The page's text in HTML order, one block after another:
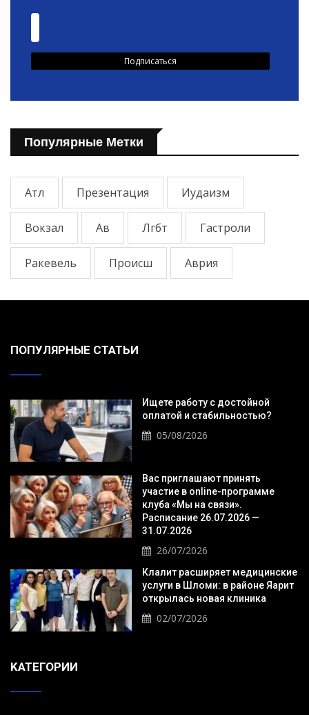
Популярные Метки
Атл Презентация Иудаизм
Вокзал Ав Лгбт Гастроли
Ракевель Происш Аврия
ПОПУЛЯРНЫЕ СТАТЬИ
Ищете работу с достойной
оплатой и стабильностью?
05/08/2026
Вас приглашают принять
участие в online-программе
клуба «Мы на связи».
Расписание 26.07.2026 —
31.07.2026
26/07/2026
Клалит расширяет медицинские
услуги в Шломи: в районе Яарит
открылась новая клиника
02/07/2026
KАТЕГОРИИ